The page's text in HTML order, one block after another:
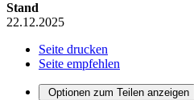
Stand
22.12.2025
Seite drucken
Seite empfehlen
Optionen zum Teilen anzeigen